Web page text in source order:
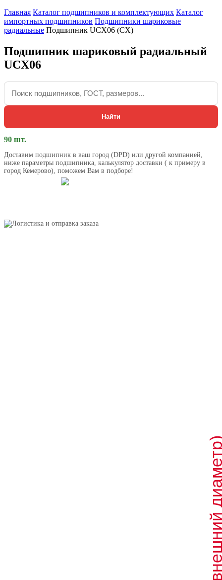
Главная Каталог подшипников и комплектующих Каталог
импортных подшипников Подшипники шариковые
радиальные Подшипник UCX06 (CX)
Подшипник шариковый радиальный
UCX06
Найти
90 шт.
Доставим подшипник в ваш город (DPD) или другой компанией,
ниже параметры подшипника, калькулятор доставки ( к примеру в
город Кемерово), поможем Вам в подборе!